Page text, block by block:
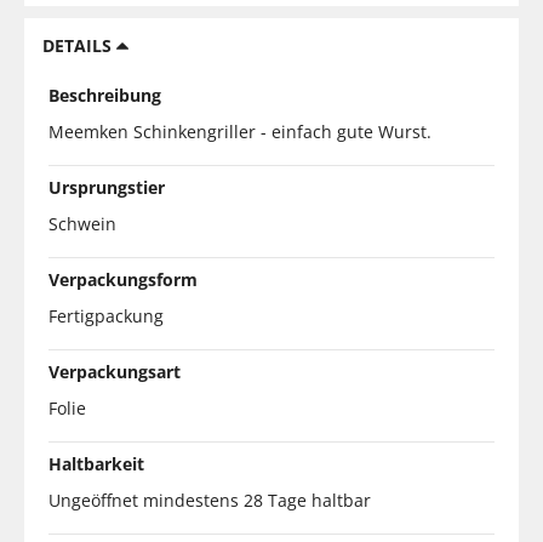
DETAILS
Beschreibung
Meemken Schinkengriller - einfach gute Wurst.
Ursprungstier
Schwein
Verpackungsform
Fertigpackung
Verpackungsart
Folie
Haltbarkeit
Ungeöffnet mindestens 28 Tage haltbar